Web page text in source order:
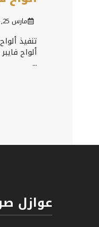
مارس 25, 2024
تنفيذ
ألواح
...
عوازل